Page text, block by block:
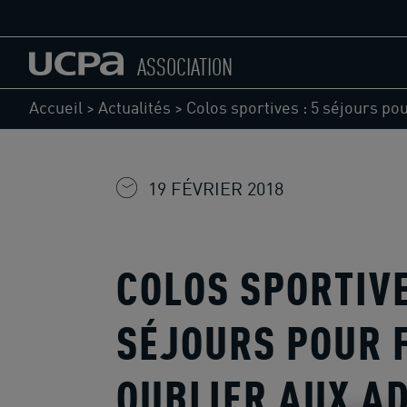
ASSOCIATION
Accueil > Actualités > Colos sportives : 5 séjours
19 FÉVRIER 2018
COLOS
SÉJOURS POUR